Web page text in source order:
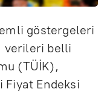
göstergeleri
verileri belli
(TÜİK),
Fiyat Endeksi